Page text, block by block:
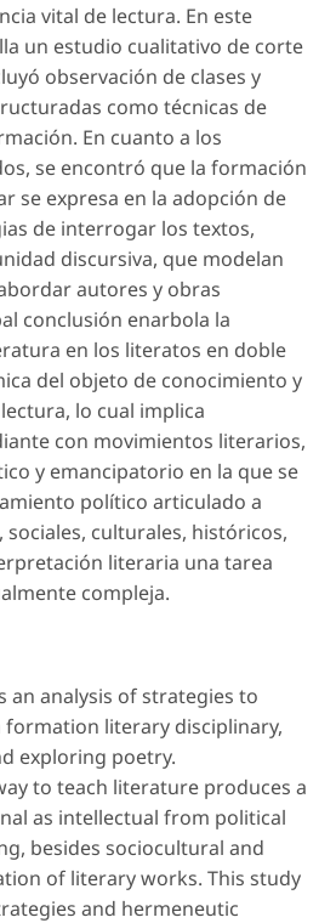
vital de lectura. En este
un estudio cualitativo de corte
observación de clases y
como técnicas de
En cuanto a los
se encontró que la formación
se expresa en la adopción de
de interrogar los textos,
discursiva, que modelan
autores y obras
conclusión enarbola la
en los literatos en doble
del objeto de conocimiento y
lo cual implica
con movimientos literarios,
y emancipatorio en la que se
político articulado a
culturales, históricos,
literaria una tarea
compleja.
an analysis of strategies to
literary disciplinary,
exploring poetry.
to teach literature produces a
as intellectual from political
besides sociocultural and
of literary works. This study
and hermeneutic